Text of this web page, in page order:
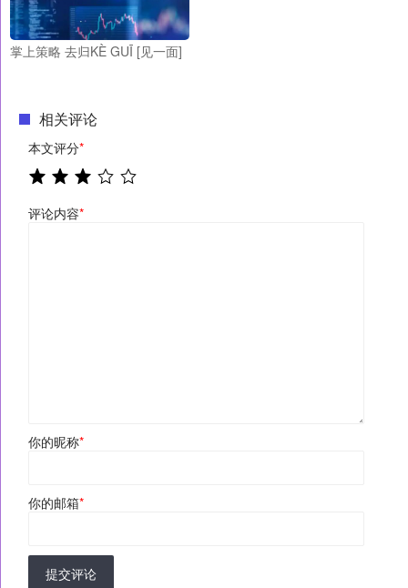
掌上策略 去归KÈ GUĪ [见一面]
相关评论
本文评分*
评论内容*
你的昵称*
你的邮箱*
提交评论